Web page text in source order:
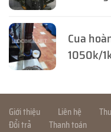
Cua
1050k/
Giới thiệu Liên hệ
Đổi trả
Thanh toán